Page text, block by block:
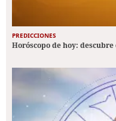
PREDICCIONES
Horóscopo de hoy: